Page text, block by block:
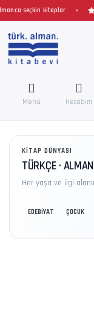
seçkin kitaplar
Menü Hesabım
KITAP DÜNYASI
TÜRKÇE ·
Her yaşa ve ilgi
EDEBİYAT ÇOCUK